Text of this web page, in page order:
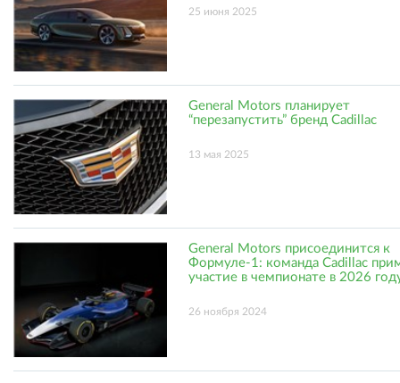
25 июня 2025
General Motors планирует
“перезапустить” бренд Cadillac
13 мая 2025
General Motors присоединится к
Формуле-1: команда Cadillac
участие в чемпионате в 2026
26 ноября 2024